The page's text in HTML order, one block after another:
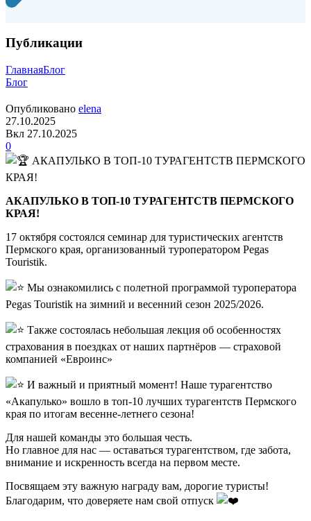
Публикации
ГлавнаяБлог
Блог
Опубликовано elena
27.10.2025
Вкл 27.10.2025
0
АКАПУЛЬКО В ТОП-10 ТУРАГЕНТСТВ ПЕРМСКОГО
КРАЯ!
17 октября состоялся семинар для туристических агентств
Пермского края, организованный туроператором Pegas
Touristik.
️ Мы ознакомились с полетной программой туроператора
Pegas Touristik на зимний и весенний сезон 2025/2026.
️ Также состоялась небольшая лекция об особенностях
страхования в поездках от наших партнёров — страховой
компанией «Евроинс»
️ И важный и приятный момент! Наше турагентство
«Акапулько» вошло в топ-10 лучших турагентств Пермского
края по итогам весенне-летнего сезона!
Для нашей команды это большая честь.
Но главное для нас — оставаться турагентством, где забота,
внимание и искренность всегда на первом месте.
Посвящаем эту важную награду вам, дорогие туристы!
Благодарим, что доверяете нам свой отпуск